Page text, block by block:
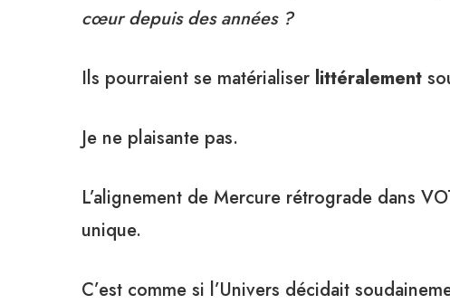
cœur depuis des années ?
Ils pourraient se matérialiser littéralement
Je ne plaisante pas.
L’alignement de Mercure rétrograde dans
unique.
C’est comme si l’Univers décidait